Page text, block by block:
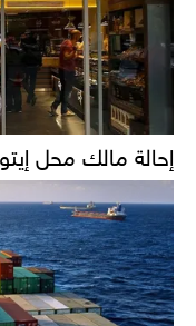
إحالة مالك محل